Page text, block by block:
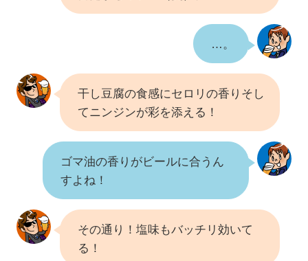
…。
干し豆腐の食感にセロリの香りそし
てニンジンが彩を添える！
ゴマ油の香りがビールに合うん
すよね！
その通り！塩味もバッチリ効いて
る！